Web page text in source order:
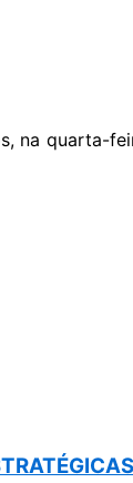
na quarta-